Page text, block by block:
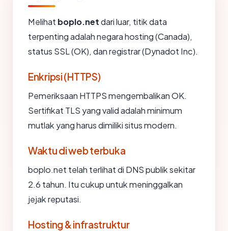
Melihat boplo.netdari luar, titik data
terpenting adalah negara hosting (Canada),
status SSL (OK), dan registrar (Dynadot Inc).
Enkripsi (HTTPS)
Pemeriksaan HTTPS mengembalikan OK.
Sertifikat TLS yang valid adalah minimum
mutlak yang harus dimiliki situs modern.
Waktu di web terbuka
boplo.net telah terlihat di DNS publik sekitar
2.6 tahun. Itu cukup untuk meninggalkan
jejak reputasi.
Hosting & infrastruktur